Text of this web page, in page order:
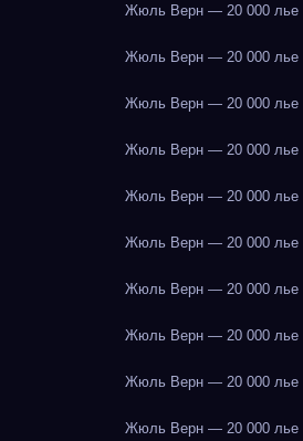
Жюль Верн — 20 000 лье
Жюль Верн — 20 000 лье
Жюль Верн — 20 000 лье
Жюль Верн — 20 000 лье
Жюль Верн — 20 000 лье
Жюль Верн — 20 000 лье
Жюль Верн — 20 000 лье
Жюль Верн — 20 000 лье
Жюль Верн — 20 000 лье
Жюль Верн — 20 000 лье